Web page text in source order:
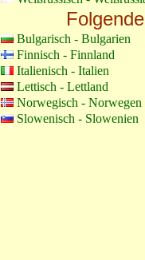
Bulgarisch - Bulgarien
Finnisch - Finnland
Italienisch - Italien
Lettisch - Lettland
Norwegisch - Norwegen
Slowenisch - Slowenien